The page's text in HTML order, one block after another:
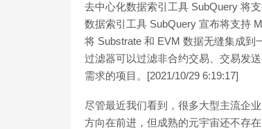
去中心化数据索引工具 SubQuery 将
数据索引工具 SubQuery 宣布将支持
将 Substrate 和 EVM 数据无缝集成到
过滤器可以过滤非合约交易、交易发
需求的项目。[2021/10/29 6:19:17]
尽管最近我们看到，很多大型主流企
方向在前进，但成熟的元宇宙还不存在